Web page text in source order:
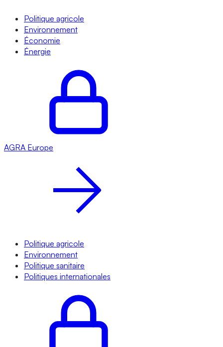
Politique agricole
Environnement
Économie
Énergie
AGRA Europe
Politique agricole
Environnement
Politique sanitaire
Politiques internationales